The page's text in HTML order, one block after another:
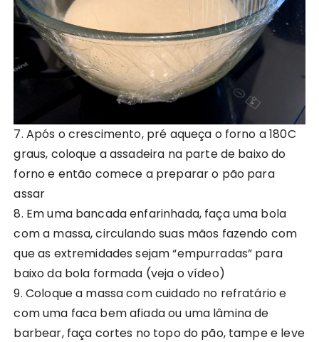
7. Após o crescimento, pré aqueça o forno a 180C
graus, coloque a assadeira na parte de baixo do
forno e então comece a preparar o pão para
assar
8. Em uma bancada enfarinhada, faça uma bola
com a massa, circulando suas mãos fazendo com
que as extremidades sejam “empurradas” para
baixo da bola formada (veja o vídeo)
9. Coloque a massa com cuidado no refratário e
com uma faca bem afiada ou uma lâmina de
barbear, faça cortes no topo do pão, tampe e leve